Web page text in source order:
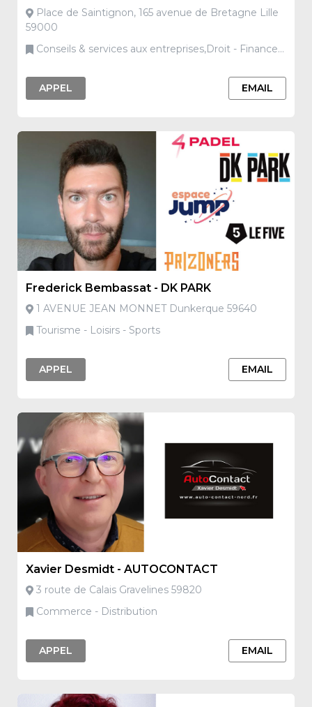
Place de Saintignon, 165 avenue de Bretagne Lille
59000
Conseils & services aux entreprises,Droit - Finance -
APPEL
EMAIL
Frederick Bembassat - DK PARK
1 AVENUE JEAN MONNET Dunkerque 59640
Tourisme - Loisirs - Sports
APPEL EMAIL
Xavier Desmidt - AUTOCONTACT
3 route de Calais Gravelines 59820
Commerce - Distribution
APPEL EMAIL